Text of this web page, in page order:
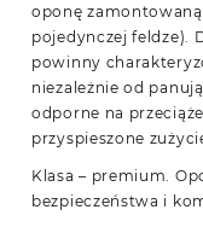
oponę
pojedynczej feldze).
powinny
niezależnie od
odporne na
przyspieszone
Klasa – premium.
bezpieczeństwa i